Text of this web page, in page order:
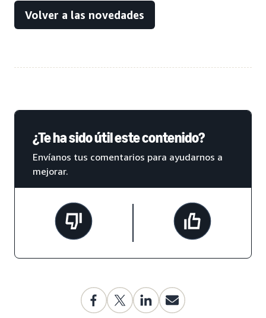
Volver a las novedades
¿Te ha sido útil este contenido?
Envíanos tus comentarios para ayudarnos a
mejorar.